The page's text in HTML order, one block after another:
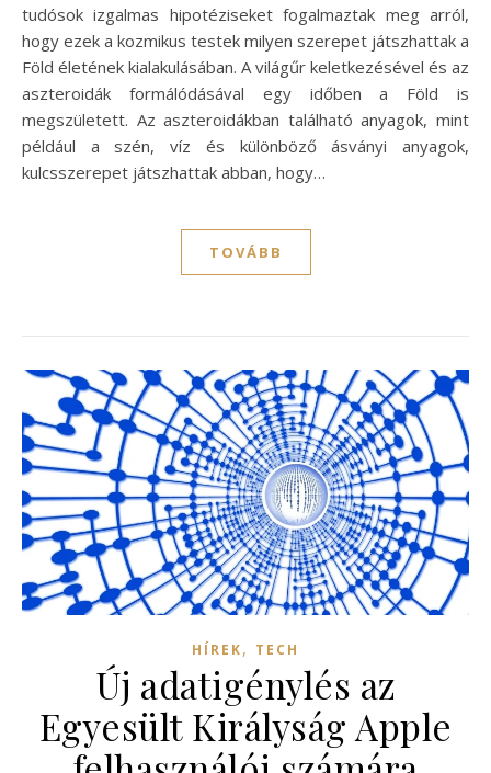
tudósok izgalmas hipotéziseket fogalmaztak meg arról,
hogy ezek a kozmikus testek milyen szerepet játszhattak a
Föld életének kialakulásában. A világűr keletkezésével és az
aszteroidák formálódásával egy időben a Föld is
megszületett. Az aszteroidákban található anyagok, mint
például a szén, víz és különböző ásványi anyagok,
kulcsszerepet játszhattak abban, hogy…
TOVÁBB
HÍREK, TECH
Új adatigénylés az
Egyesült Királyság Apple